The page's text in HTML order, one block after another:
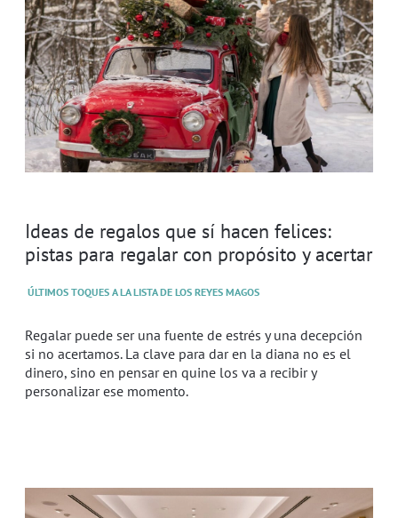
Ideas de regalos que sí hacen felices:
pistas para regalar con propósito y acertar
ÚLTIMOS TOQUES A LA LISTA DE LOS REYES MAGOS
Regalar puede ser una fuente de estrés y una decepción
si no acertamos. La clave para dar en la diana no es el
dinero, sino en pensar en quine los va a recibir y
personalizar ese momento.